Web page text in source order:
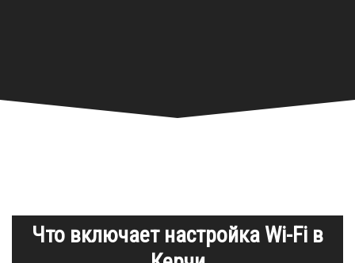
Что включает настройка Wi-Fi в